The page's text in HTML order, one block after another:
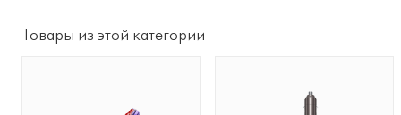
Товары из этой категории